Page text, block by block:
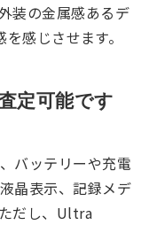
装の金属感あるデ
感じさせます。
定可能です
バッテリーや充電
晶表示、記録メデ
だし、Ultra